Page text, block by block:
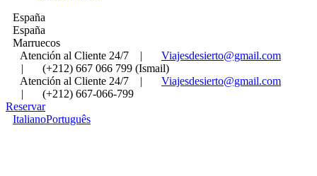
España
España
Marruecos
Atención al Cliente 24/7
|
Viajesdesierto@gmail.com
|
(+212) 667 066 799 (Ismail)
Atención al Cliente 24/7
|
Viajesdesierto@gmail.com
|
(+212) 667-066-799
Reservar
ItalianoPortuguês